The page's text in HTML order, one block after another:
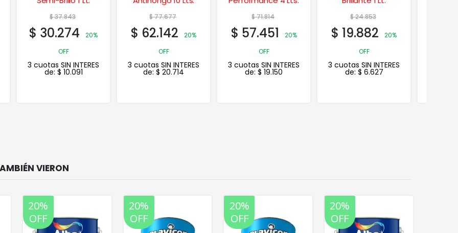
$77.677
$ 62.142
20%
OFF
3 cuotas SIN INTERES
de: $20.714
$71.814
$ 57.451
20%
OFF
3 cuotas SIN INTERES
de:$ 19.150
$24.853
$ 19.882
20%
OFF
3 cuotas SIN INTERES
de: $ 6.627
$14.323
$ 11.458
20%
OFF
3 cuotas SIN INTERES
de:$ 3.819
20%
OFF
20%
OFF
20%
OFF
20%
OFF